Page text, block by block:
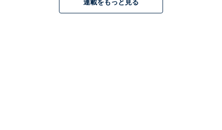
連載をもっと見る